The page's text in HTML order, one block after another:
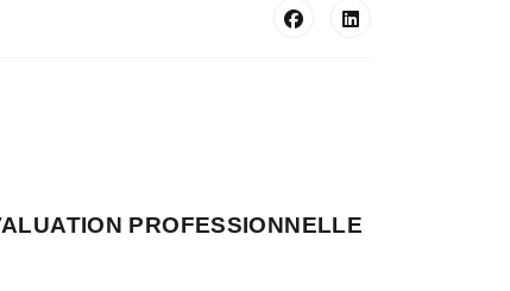
PROFESSIONNELLE